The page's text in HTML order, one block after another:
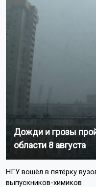
Дожди и грозы
области 8 августа
НГУ вошёл в пятёрку
выпускников-химиков